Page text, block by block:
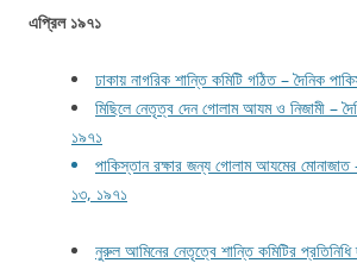
এপ্রিল ১৯৭১
ঢাকায় নাগরিক শান্তি কমিটি গঠিত – দৈনিক
মিছিলে নেতৃত্ব দেন গোলাম আযম ও নিজামী –
১৯৭১
পাকিস্তান রক্ষার জন্য গোলাম আযমের মোনাজাত
১৩, ১৯৭১
নুরুল আমিনের নেতৃত্বে শান্তি কমিটির প্রতিনিধি